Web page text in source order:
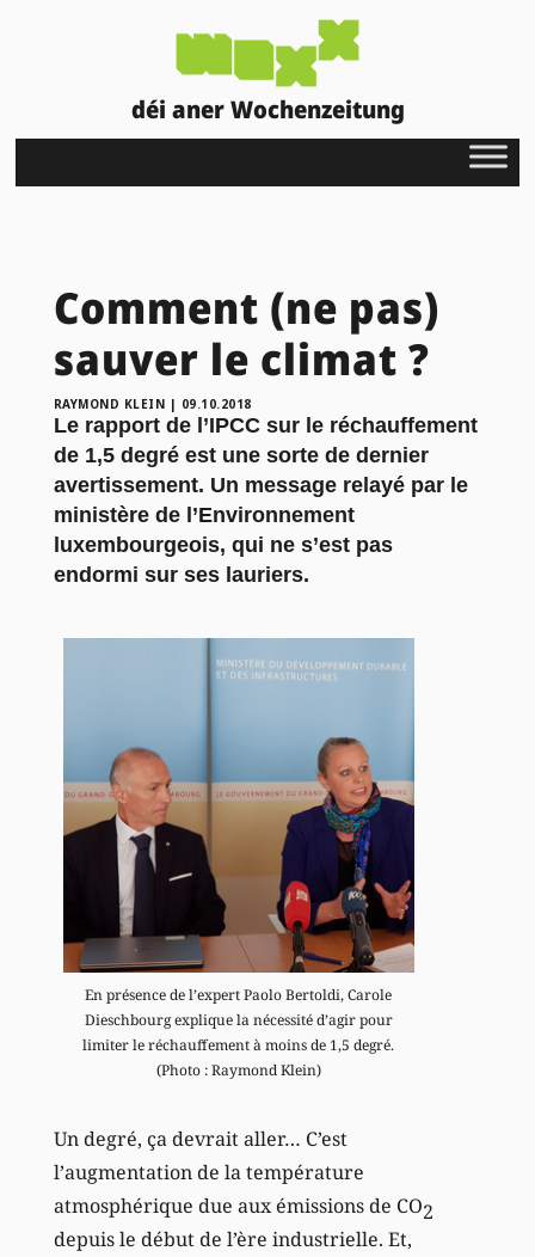
déi aner Wochenzeitung
Comment (ne pas)
sauver le climat ?
RAYMOND KLEIN | 09.10.2018
Le rapport de l’IPCC sur le réchauffement
de 1,5 degré est une sorte de dernier
avertissement. Un message relayé par le
ministère de l’Environnement
luxembourgeois, qui ne s’est pas
endormi sur ses lauriers.
En présence de l’expert Paolo Bertoldi, Carole
Dieschbourg explique la nécessité d’agir pour
limiter le réchauffement à moins de 1,5 degré.
(Photo : Raymond Klein)
Un degré, ça devrait aller… C’est
l’augmentation de la température
atmosphérique due aux émissions de CO2
depuis le début de l’ère industrielle. Et,